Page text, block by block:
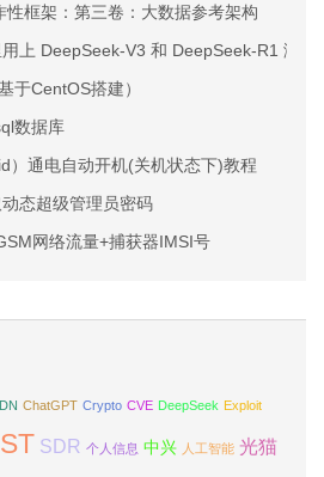
框架：第三卷：大数据参考架构
上 DeepSeek-V3 和 DeepSeek-R1 满血
于CentOS搭建）
数据库
）通电自动开机(关机状态下)教程
态超级管理员密码
网络流量+捕获器IMSI号
ChatGPT Crypto CVE DeepSeek Exploit
SDR 个人信息 中兴 人工智能 光猫